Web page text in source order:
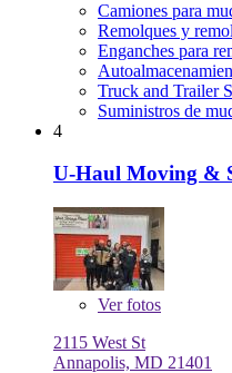
Camiones para
Remolques y
Enganches para
Truck and Trailer
Suministros de
4
U-Haul Moving &
Verfotos
2115 West St
Annapolis, MD 21401